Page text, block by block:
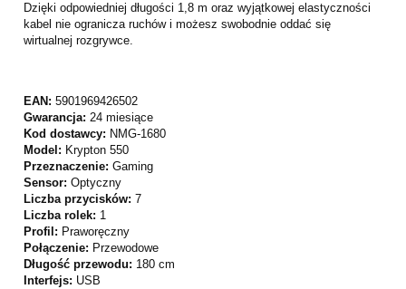
Dzięki odpowiedniej długości 1,8 m oraz wyjątkowej elastyczności
kabel nie ogranicza ruchów i możesz swobodnie oddać się
wirtualnej rozgrywce.
EAN: 5901969426502
Gwarancja: 24 miesiące
Kod dostawcy: NMG-1680
Model: Krypton 550
Przeznaczenie: Gaming
Sensor: Optyczny
Liczba przycisków: 7
Liczba rolek: 1
Profil: Praworęczny
Połączenie: Przewodowe
Długość przewodu: 180 cm
Interfejs: USB